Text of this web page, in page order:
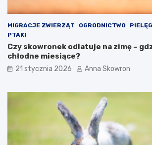
MIGRACJE ZWIERZĄT OGRODNICTWO
PTAKI
Czy skowronek odlatuje na zimę –
chłodne miesiące?
21 stycznia 2026 Anna Skowron